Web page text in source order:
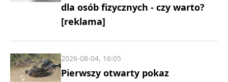
dla osób fizycznych - czy warto?
[reklama]
Pierwszy otwarty pokaz
2026-08-04, 16:05